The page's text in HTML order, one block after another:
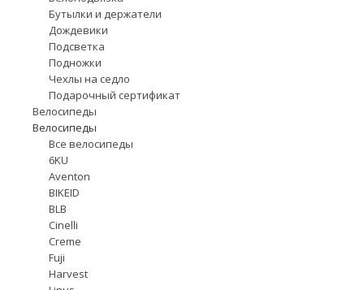
Бутылки и держатели
Дождевики
Подсветка
Подножки
Чехлы на седло
Подарочный сертификат
Велосипеды
Велосипеды
Все велосипеды
6KU
Aventon
BIKEID
BLB
Cinelli
Creme
Fuji
Harvest